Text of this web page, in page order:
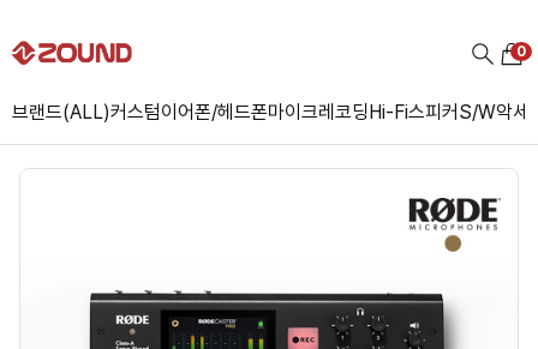
브랜드(ALL)커스텀이어폰/헤드폰마이크레코딩Hi-Fi스피커S/W악세
0